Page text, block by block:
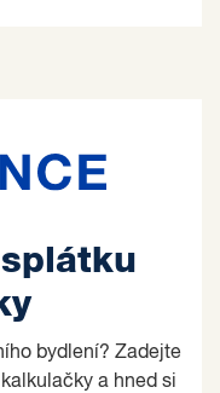
bydlení? Zadejte
a hned si